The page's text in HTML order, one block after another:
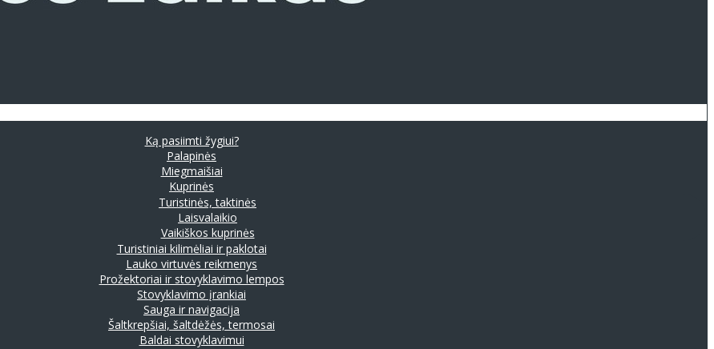
Ką pasiimti žygiui?
Palapinės
Miegmaišiai
Kuprinės
Turistinės, taktinės
Laisvalaikio
Vaikiškos kuprinės
Turistiniai kilimėliai ir paklotai
Lauko virtuvės reikmenys
Prožektoriai ir stovyklavimo lempos
Stovyklavimo įrankiai
Sauga ir navigacija
Šaltkrepšiai, šaltdėžės, termosai
Baldai stovyklavimui